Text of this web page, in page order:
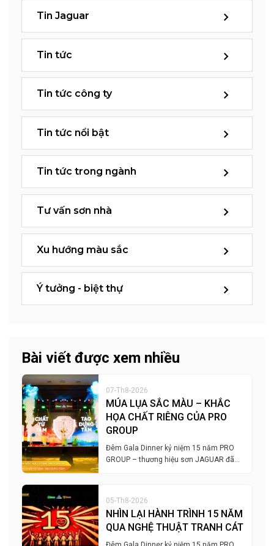
Tin Jaguar
Tin tức
Tin tức công ty
Tin tức nổi bật
Tin tức trong ngành
Tư vấn sơn nhà
Xu hướng màu sắc
Ý tưởng - biệt thự
Bài viết được xem nhiều
07-Th8-2026
MÚA LỤA SẮC MÀU – KHẮC
HỌA CHẤT RIÊNG CỦA PRO
GROUP
Đêm Gala Dinner kỷ niệm 15 năm PRO
GROUP – thương hiệu sơn JAGUAR đã…
05-Th8-2026
NHÌN LẠI HÀNH TRÌNH 15 NĂM
QUA NGHỆ THUẬT TRANH CÁT